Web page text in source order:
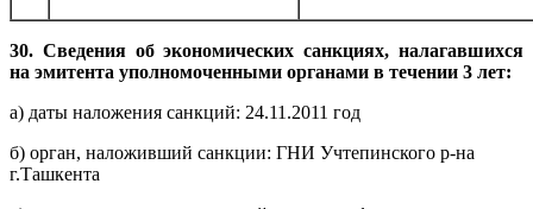
30. Сведения об экономических санкциях, налагавшихся
на эмитента уполномоченными органами в течении 3 лет:
а) даты наложения санкций: 24.11.2011 год
б) орган, наложивший санкции: ГНИ Учтепинского р-на
г.Ташкента